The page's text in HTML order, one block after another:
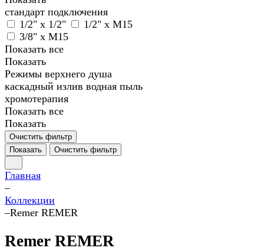
стандарт подключения
1/2" х 1/2"
1/2" х M15
3/8" х M15
Показать все
Показать
Режимы верхнего душа
каскадный излив водная пыль
хромотерапия
Показать все
Показать
Очистить фильтр
Показать
Очистить фильтр
Главная
–
Коллекции
–Remer REMER
Remer REMER